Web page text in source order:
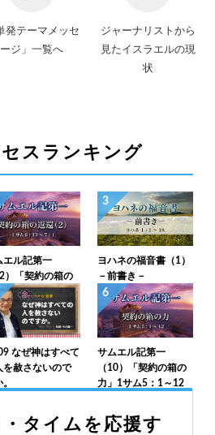
発テーマメッセ
ージ」一覧へ
ジャーナリストから
見たイスラエルの現
状
スランキング
エル記第一
）「契約の箱の
（2）」1サム6：
7：1
3
ヨハネの福音書（1）
－前書き－
なぜ神はすべて
を赦さないので
6
サムエル記第一
（10）「契約の箱の
力」1サム5：1～12
タイムを応援す